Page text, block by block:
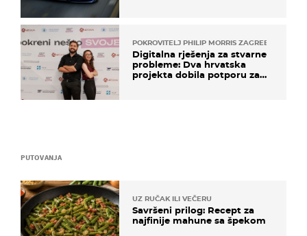
PUTOVANJA
UZ RUČAK ILI VEČERU
Savršeni prilog: Recept za
najfinije mahune sa špekom
POKROVITELJ PHILIP MORRIS ZAGREB
Digitalna rješenja za stvarne
probleme: Dva hrvatska
projekta dobila potporu za